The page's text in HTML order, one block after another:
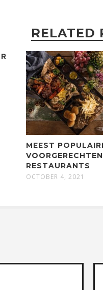
RELATED
MEEST
RESTAURANTS
OCTOBER 4, 2021